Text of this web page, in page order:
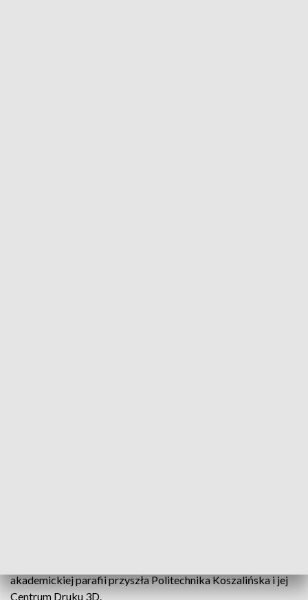
akademickiej parafii przyszła Politechnika Koszalińska i jej
Centrum Druku 3D.